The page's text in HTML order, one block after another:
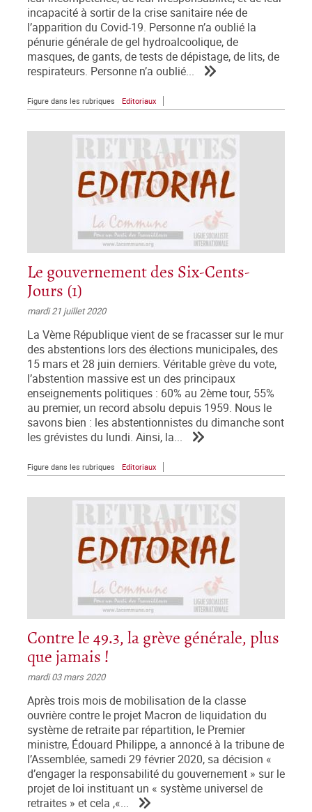
incapacité à sortir de la crise sanitaire née de
l’apparition du Covid-19. Personne n’a oublié la
pénurie générale de gel hydroalcoolique, de
masques, de gants, de tests de dépistage, de lits, de
respirateurs. Personne n’a oublié...
Figure dans les rubriques Editoriaux
Le gouvernement des Six-Cents-
Jours (1)
mardi 21 juillet 2020
La Vème République vient de se fracasser sur le mur
des abstentions lors des élections municipales, des
15 mars et 28 juin derniers. Véritable grève du vote,
l’abstention massive est un des principaux
enseignements politiques : 60% au 2ème tour, 55%
au premier, un record absolu depuis 1959. Nous le
savons bien : les abstentionnistes du dimanche sont
les grévistes du lundi. Ainsi, la...
Figure dans les rubriques Editoriaux
Contre le 49.3, la grève générale, plus
que jamais !
mardi 03 mars 2020
Après trois mois de mobilisation de la classe
ouvrière contre le projet Macron de liquidation du
système de retraite par répartition, le Premier
ministre, Édouard Philippe, a annoncé à la tribune de
l’Assemblée, samedi 29 février 2020, sa décision «
d’engager la responsabilité du gouvernement » sur le
projet de loi instituant un « système universel de
retraites » et cela ,«...